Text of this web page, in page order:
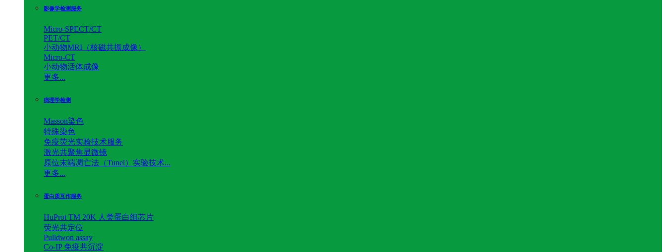
影像学检测服务
Micro-SPECT/CT
PET/CT
小动物MRI（核磁共振成像）
Micro-CT
小动物活体成像
更多...
病理学检测
Masson染色
特殊染色
免疫荧光实验技术服务
激光共聚焦显微镜
原位末端凋亡法（Tunel）实验技术...
更多...
蛋白质互作服务
HuProt TM 20K 人类蛋白组芯片
荧光共定位
Pulldwon assay
Co-IP 免疫共沉淀